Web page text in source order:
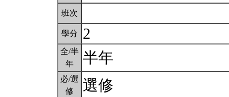
班次
學分 2
全/半
年
半年
必/選
修
選修